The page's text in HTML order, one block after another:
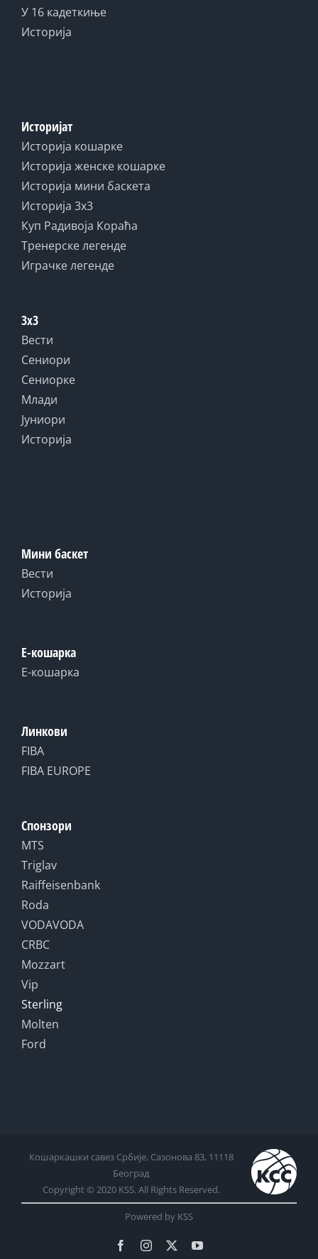
У 16 кадеткиње
Историја
Историјат
Историја кошарке
Историја женске кошарке
Историја мини баскета
Историја 3x3
Куп Радивоја Кораћа
Тренерске легенде
Играчке легенде
3x3
Вести
Сениори
Сениорке
Млади
Јуниори
Историја
Мини баскет
Вести
Историја
Е-кошарка
Е-кошарка
Линкови
FIBA
FIBA EUROPE
Спонзори
MTS
Triglav
Raiffeisenbank
Roda
VODAVODA
CRBC
Mozzart
Vip
Sterling
Molten
Ford
Кошаркашки савез Србије, Сазонова 83, 11118
Београд
Copyright © 2020 KSS. All Rights Reserved.
Powered by KSS
FacebookInstagram YouTube